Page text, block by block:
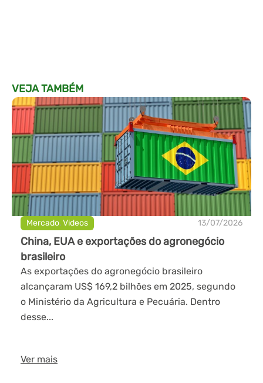
VEJA TAMBÉM
Mercado,Videos 13/07/2026
China, EUA e exportações do agronegócio
brasileiro
As exportações do agronegócio brasileiro
alcançaram US$ 169,2 bilhões em 2025, segundo
o Ministério da Agricultura e Pecuária. Dentro
desse...
Ver mais